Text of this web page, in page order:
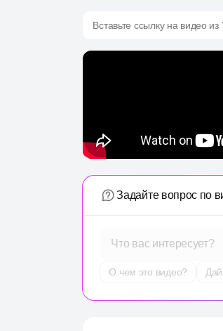
Вставьте ссылку на видео
Задайте вопрос по
Что вас интересует?
О чем это видео?